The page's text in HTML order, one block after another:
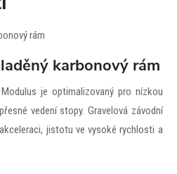
karbonový rám
je optimalizovaný pro nízkou
vedení stopy. Gravelová závodní
jistotu ve vysoké rychlosti a